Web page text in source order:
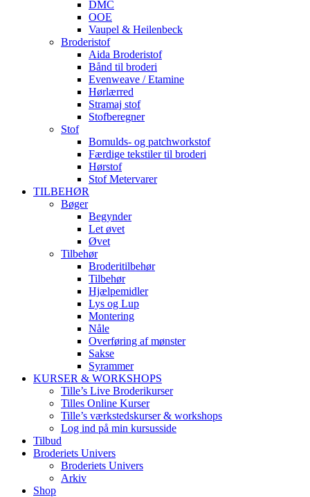
DMC
OOE
Vaupel & Heilenbeck
Broderistof
Aida Broderistof
Bånd til broderi
Evenweave / Etamine
Hørlærred
Stramaj stof
Stofberegner
Stof
Bomulds- og patchworkstof
Færdige tekstiler til broderi
Hørstof
Stof Metervarer
TILBEHØR
Bøger
Begynder
Let øvet
Øvet
Tilbehør
Broderitilbehør
Tilbehør
Hjælpemidler
Lys og Lup
Montering
Nåle
Overføring af mønster
Sakse
Syrammer
KURSER & WORKSHOPS
Tille’s Live Broderikurser
Tilles Online Kurser
Tille’s værkstedskurser & workshops
Log ind på min kursusside
Tilbud
Broderiets Univers
Broderiets Univers
Arkiv
Shop